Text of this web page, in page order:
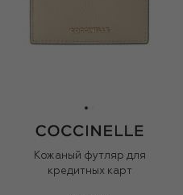
Кожаный футляр для
кредитных карт